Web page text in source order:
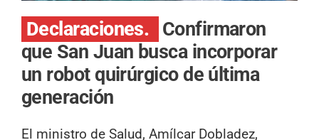
Declaraciones.
Confirmaron
que San Juan busca incorporar
un robot quirúrgico de última
generación
El ministro de Salud, Amílcar Dobladez,